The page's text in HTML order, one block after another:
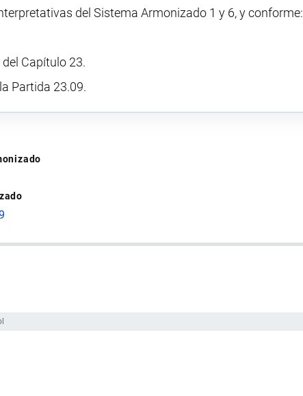
del Sistema Armonizado 1 y 6, y conforme:
Capítulo 23.
Partida 23.09.